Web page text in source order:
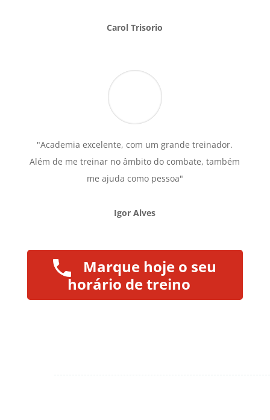
Carol Trisorio
"Academia excelente, com um grande treinador.
Além de me treinar no âmbito do combate, também
me ajuda como pessoa"
Igor Alves
Marque hoje o seu
horário de treino